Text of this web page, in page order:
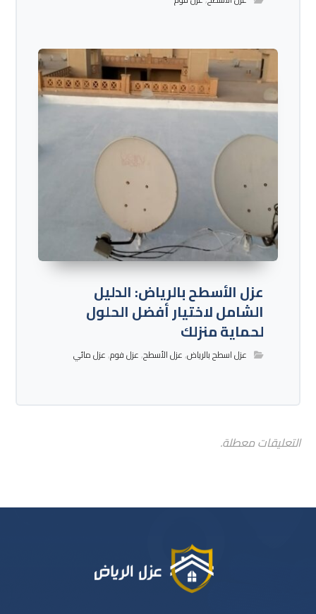
عزل الأسطح بالرياض: الدليل
الشامل لاختيار أفضل الحلول
لحماية منزلك
عزل اسطح بالرياض,عزل الأسطح,عزل فوم,عزل مائي
التعليقات معطلة.